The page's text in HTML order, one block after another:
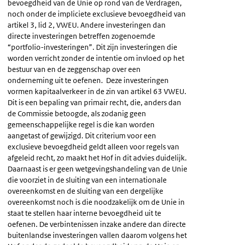
bevoegdheid van de Unie op rond van de Verdragen,
noch onder de impliciete exclusieve bevoegdheid van
artikel 3, lid 2, VWEU. Andere investeringen dan
directe investeringen betreffen zogenoemde
“portfolio-investeringen”. Dit zijn investeringen die
worden verricht zonder de intentie om invloed op het
bestuur van en de zeggenschap over een
onderneming uit te oefenen. Deze investeringen
vormen kapitaalverkeer in de zin van artikel 63 VWEU.
Dit is een bepaling van primair recht, die, anders dan
de Commissie betoogde, als zodanig geen
gemeenschappelijke regel is die kan worden
aangetast of gewijzigd. Dit criterium voor een
exclusieve bevoegdheid geldt alleen voor regels van
afgeleid recht, zo maakt het Hof in dit advies duidelijk.
Daarnaast is er geen wetgevingshandeling van de Unie
die voorziet in de sluiting van een internationale
overeenkomst en de sluiting van een dergelijke
overeenkomst noch is die noodzakelijk om de Unie in
staat te stellen haar interne bevoegdheid uit te
oefenen. De verbintenissen inzake andere dan directe
buitenlandse investeringen vallen daarom volgens het